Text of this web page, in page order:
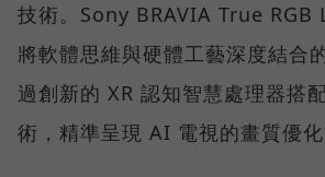
技術。Sony BRAVIA True RGB
將軟體思維與硬體工藝深度結合
過創新的 XR 認知智慧處理器搭
術，精準呈現 AI 電視的畫質優化